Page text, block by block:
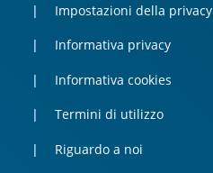
Impostazioni della privacy
Informativa privacy
Informativa cookies
Termini di utilizzo
Riguardo a noi